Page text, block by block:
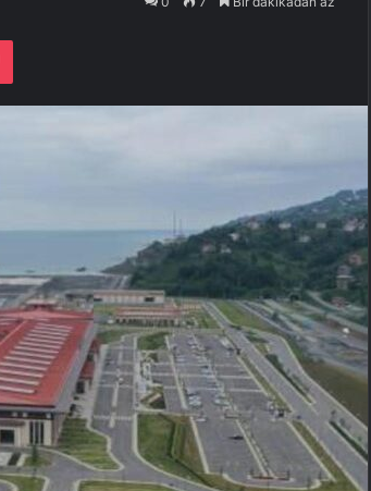
Pocket